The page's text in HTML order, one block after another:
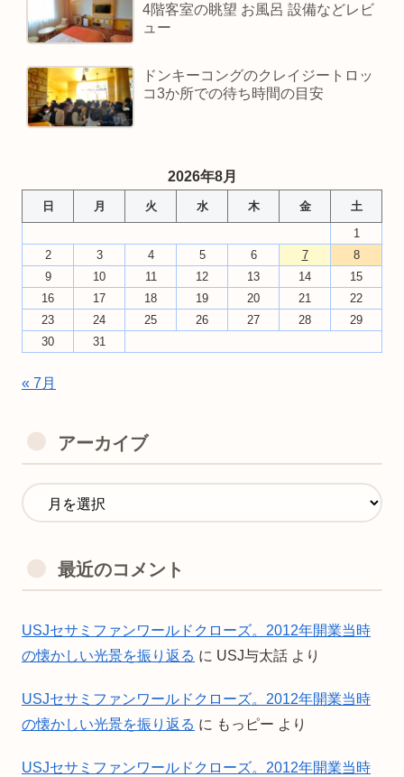
4階客室の眺望 お風呂 設備などレビ
ュー
ドンキーコングのクレイジートロッ
コ3か所での待ち時間の目安
2026年8月
日 月 火 水 木 金
土
1
2
3 4 5 6 7
8
9
10 11 12 13 14
15
16
17 18 19 20 21
22
23
24 25 26 27 28
29
30
31
« 7月
アーカイブ
最近のコメント
USJセサミファンワールドクローズ。2012年開業当時
の懐かしい光景を振り返る に USJ与太話 より
USJセサミファンワールドクローズ。2012年開業当時
の懐かしい光景を振り返る に もっピー より
USJセサミファンワールドクローズ。2012年開業当時